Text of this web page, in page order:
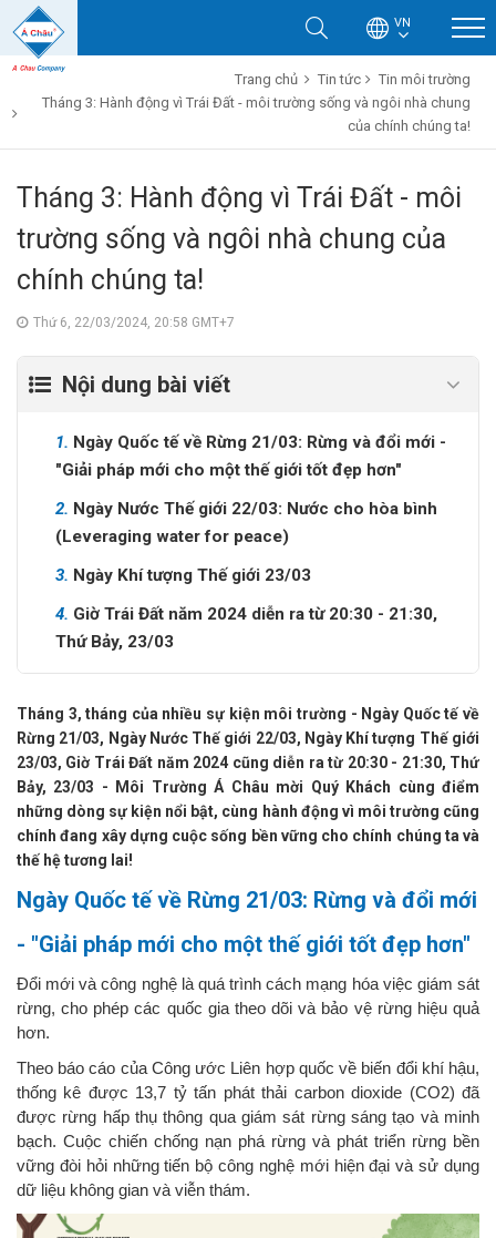
VN
Trang chủ Tin tức
Tin môi trường
Tháng 3: Hành động vì Trái Đất - môi trường sống và ngôi nhà chung
của chính chúng ta!
Tháng 3: Hành động vì Trái Đất - môi
trường sống và ngôi nhà chung của
chính chúng ta!
Thứ 6, 22/03/2024, 20:58 GMT+7
Nội dung bài viết
1. Ngày Quốc tế về Rừng 21/03: Rừng và đổi mới -
"Giải pháp mới cho một thế giới tốt đẹp hơn"
2. Ngày Nước Thế giới 22/03: Nước cho hòa bình
(Leveraging water for peace)
3. Ngày Khí tượng Thế giới 23/03
4. Giờ Trái Đất năm 2024 diễn ra từ 20:30 - 21:30,
Thứ Bảy, 23/03
Tháng 3, tháng của nhiều sự kiện môi trường - Ngày Quốc tế về
Rừng 21/03, Ngày Nước Thế giới 22/03, Ngày Khí tượng Thế giới
23/03, Giờ Trái Đất năm 2024 cũng diễn ra từ 20:30 - 21:30, Thứ
Bảy, 23/03 - Môi Trường Á Châu mời Quý Khách cùng điểm
những dòng sự kiện nổi bật, cùng hành động vì môi trường cũng
chính đang xây dựng cuộc sống bền vững cho chính chúng ta và
thế hệ tương lai!
Ngày Quốc tế về Rừng 21/03: Rừng và đổi mới
- "Giải pháp mới cho một thế giới tốt đẹp hơn"
Đổi mới và công nghệ là quá trình cách mạng hóa việc giám sát
rừng, cho phép các quốc gia theo dõi và bảo vệ rừng hiệu quả
hơn.
Theo báo cáo của Công ước Liên hợp quốc về biến đổi khí hậu,
thống kê được 13,7 tỷ tấn phát thải carbon dioxide (CO2) đã
được rừng hấp thụ thông qua giám sát rừng sáng tạo và minh
bạch. Cuộc chiến chống nạn phá rừng và phát triển rừng bền
vững đòi hỏi những tiến bộ công nghệ mới hiện đại và sử dụng
dữ liệu không gian và viễn thám.